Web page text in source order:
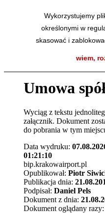
Wykorzystujemy
określonymi w
skasować i
wiem,
Przejdź do menu
Przejdź do menu dolnego
Przejdź do mapy strony
Przejdź do wyszukiwarki
Umowa
Wyciąg z tekstu
załącznik. Dokument
do pobrania w tym
Data wydruku:
01:21:10
bip.krakowairport.pl
Opublikował: Piotr
Publikacja dnia:
Podpisał: Daniel Pels
Dokument z dnia:
Dokument oglądany razy: